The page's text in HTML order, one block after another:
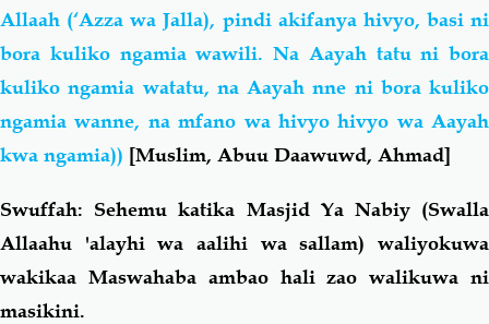
Allaah (‘Azza wa Jalla), pindi akifanya hivyo, basi ni
bora kuliko ngamia wawili. Na Aayah tatu ni bora
kuliko ngamia watatu, na Aayah nne ni bora kuliko
ngamia wanne, na mfano wa hivyo hivyo wa Aayah
kwa ngamia)) [Muslim, Abuu Daawuwd, Ahmad]
Swuffah: Sehemu katika Masjid Ya Nabiy (Swalla
Allaahu 'alayhi wa aalihi wa sallam) waliyokuwa
wakikaa Maswahaba ambao hali zao walikuwa ni
masikini.